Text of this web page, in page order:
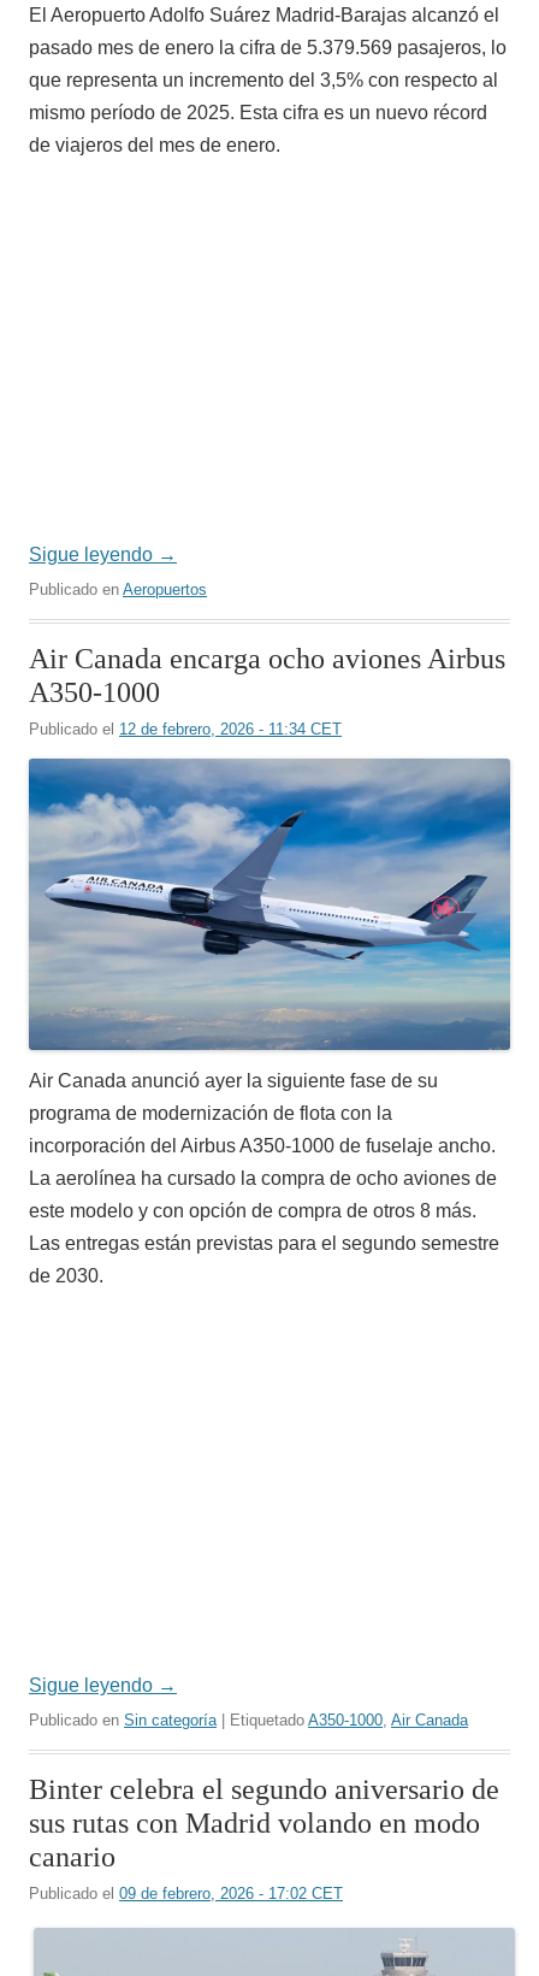
El Aeropuerto Adolfo Suárez Madrid-Barajas alcanzó el
pasado mes de enero la cifra de 5.379.569 pasajeros, lo
que representa un incremento del 3,5% con respecto al
mismo período de 2025. Esta cifra es un nuevo récord
de viajeros del mes de enero.
Sigue leyendo →
Publicado en Aeropuertos
Air Canada encarga ocho aviones Airbus
A350-1000
Publicado el 12 de febrero, 2026 - 11:34 CET
Air Canada anunció ayer la siguiente fase de su
programa de modernización de flota con la
incorporación del Airbus A350-1000 de fuselaje ancho.
La aerolínea ha cursado la compra de ocho aviones de
este modelo y con opción de compra de otros 8 más.
Las entregas están previstas para el segundo semestre
de 2030.
Sigue leyendo →
Publicado en Sin categoría| Etiquetado A350-1000, Air Canada
Binter celebra el segundo aniversario de
sus rutas con Madrid volando en modo
canario
Publicado el 09 de febrero, 2026 - 17:02 CET